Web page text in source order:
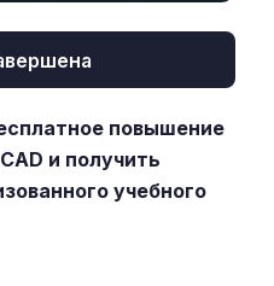
повышение
и получить
учебного